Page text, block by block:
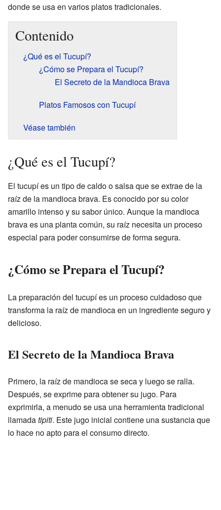
donde se usa en varios platos tradicionales.
Contenido
¿Qué es el Tucupí?
¿Cómo se Prepara el Tucupí?
El Secreto de la Mandioca Brava
Platos Famosos con Tucupí
Véase también
¿Qué es el Tucupí?
El tucupí es un tipo de caldo o salsa que se extrae de la
raíz de la mandioca brava. Es conocido por su color
amarillo intenso y su sabor único. Aunque la mandioca
brava es una planta común, su raíz necesita un proceso
especial para poder consumirse de forma segura.
¿Cómo se Prepara el Tucupí?
La preparación del tucupí es un proceso cuidadoso que
transforma la raíz de mandioca en un ingrediente seguro y
delicioso.
El Secreto de la Mandioca Brava
Primero, la raíz de mandioca se seca y luego se ralla.
Después, se exprime para obtener su jugo. Para
exprimirla, a menudo se usa una herramienta tradicional
llamadatipiti. Este jugo inicial contiene una sustancia que
lo hace no apto para el consumo directo.